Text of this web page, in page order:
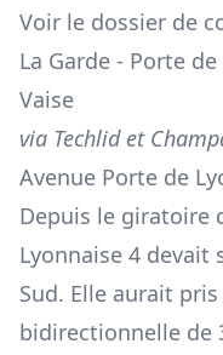
Voir le dossier de
La Garde - Porte
Vaise
via Techlid et
Avenue Porte de
Depuis le giratoire
Lyonnaise 4 devait
Sud. Elle aurait
bidirectionnelle de